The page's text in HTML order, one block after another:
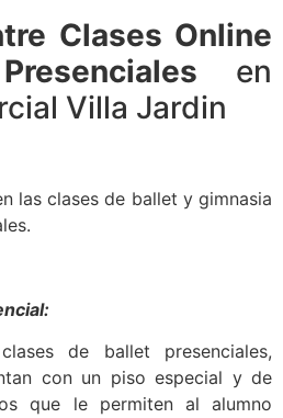
Clases Online
en
Villa Jardin
las clases de ballet y gimnasia
de ballet presenciales,
con un piso especial y de
que le permiten al alumno